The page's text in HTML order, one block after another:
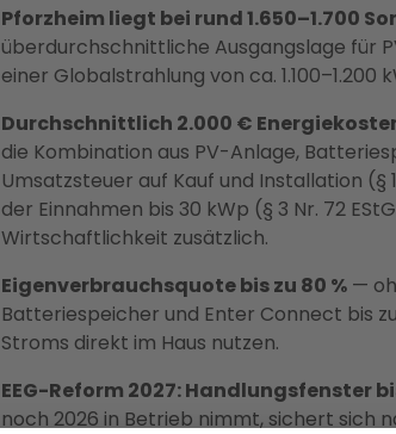
Pforzheim liegt bei rund 1.650–1.700
überdurchschnittliche Ausgangslage für
einer Globalstrahlung von ca. 1.100–1.200
Durchschnittlich 2.000 €
die Kombination aus PV-Anlage,
Umsatzsteuer auf Kauf und Installation (§
der Einnahmen bis 30 kWp (§ 3 Nr. 72
Wirtschaftlichkeit zusätzlich.
Eigenverbrauchsquote bis zu 80 % —
Batteriespeicher und Enter Connect bis
Stroms direkt im Haus nutzen.
EEG-Reform 2027: Handlungsfenster
noch 2026 in Betrieb nimmt, sichert sich